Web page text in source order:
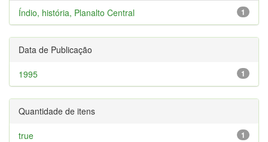
1
Índio, história, Planalto Central
Data de Publicação
1
1995
Quantidade de itens
1
true